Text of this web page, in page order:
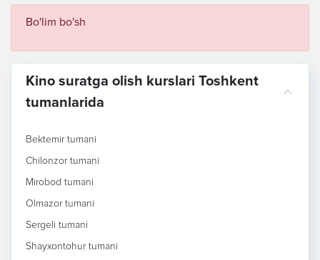
Bo'lim bo'sh
Kino suratga olish kurslari Toshkent
tumanlarida
Bektemir tumani
Chilonzor tumani
Mirobod tumani
Olmazor tumani
Sergeli tumani
Shayxontohur tumani